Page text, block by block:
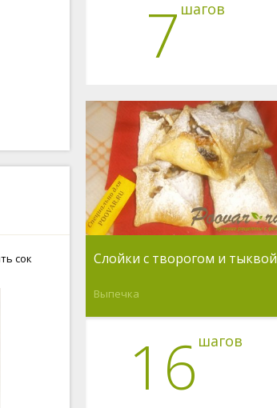
сок
7 шагов
Слойки с творогом и тыквой
Выпечка
16 шагов